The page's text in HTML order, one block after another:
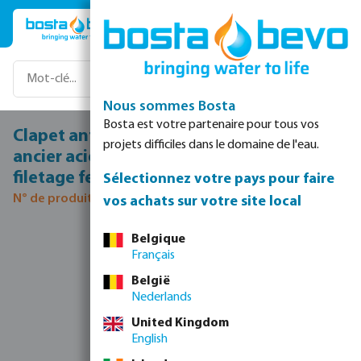
Passer au contenu principal
Clapet anti-retour equilibre par rescort
ancier acier inoxydable 304 (1.4301) 1/4"
filetage femelle 16bar DN08 type M1
N° de produit 7003702
Ignorer la galerie d'images
Nous sommes Bosta
Bosta est votre partenaire pour tous vos
projets difficiles dans le domaine de l'eau.
Sélectionnez votre pays pour faire
vos achats sur votre site local
Belgique
Français
België
Nederlands
United Kingdom
English